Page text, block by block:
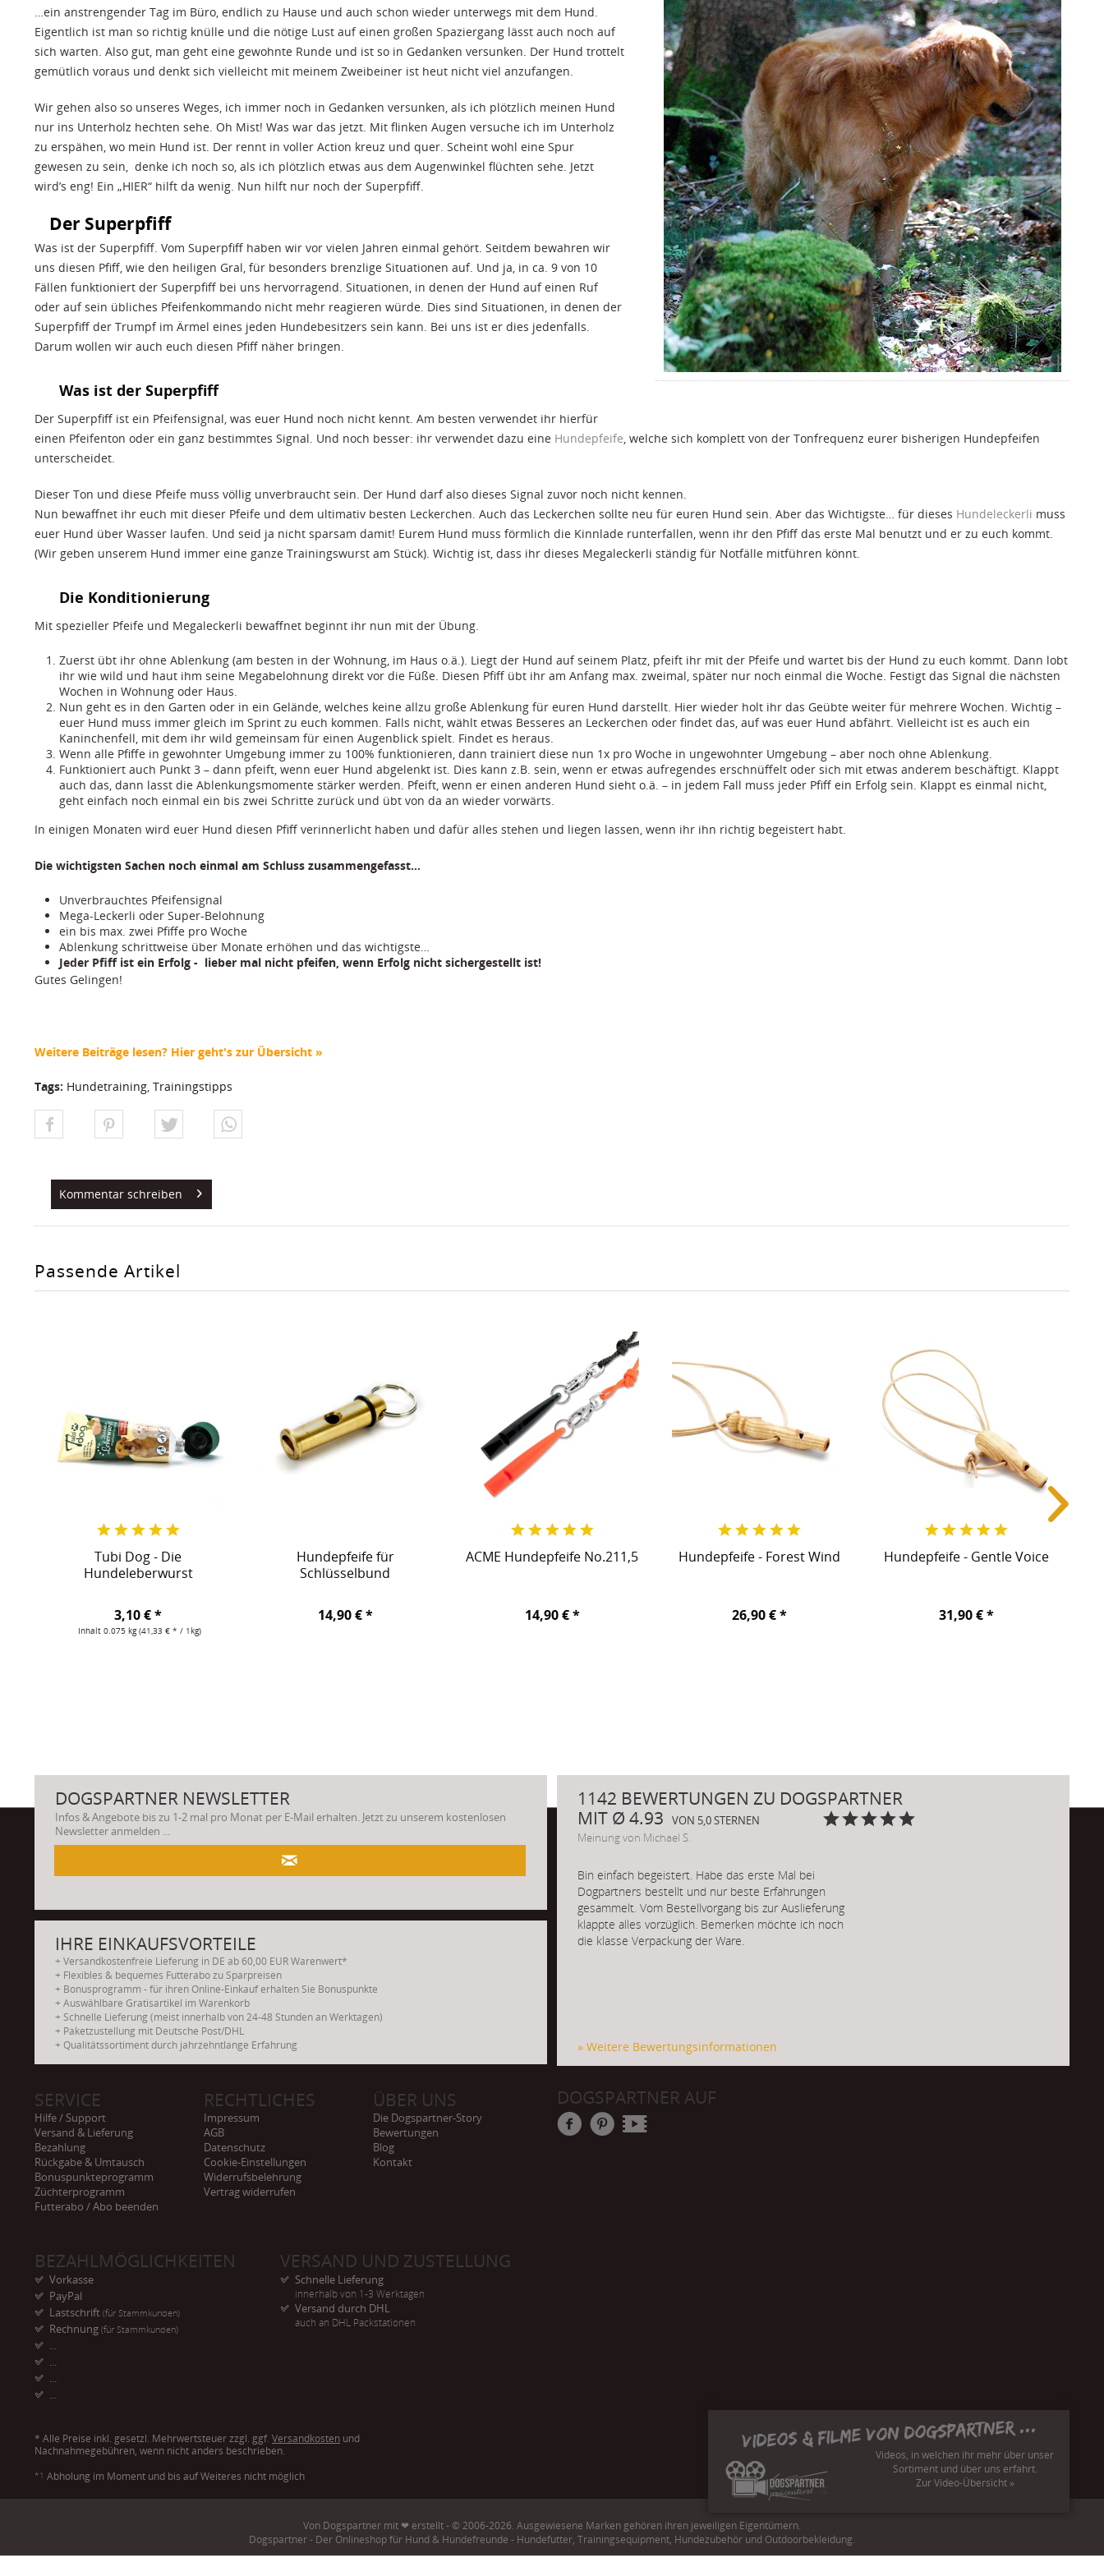
…ein anstrengender Tag im Büro, endlich zu Hause und auch schon wieder unterwegs mit dem Hund.
Eigentlich ist man so richtig knülle und die nötige Lust auf einen großen Spaziergang lässt auch noch auf
sich warten. Also gut, man geht eine gewohnte Runde und ist so in Gedanken versunken. Der Hund trottelt
gemütlich voraus und denkt sich vielleicht mit meinem Zweibeiner ist heut nicht viel anzufangen.
Wir gehen also so unseres Weges, ich immer noch in Gedanken versunken, als ich plötzlich meinen Hund
nur ins Unterholz hechten sehe. Oh Mist! Was war das jetzt. Mit flinken Augen versuche ich im Unterholz
zu erspähen, wo mein Hund ist. Der rennt in voller Action kreuz und quer. Scheint wohl eine Spur
gewesen zu sein, denke ich noch so, als ich plötzlich etwas aus dem Augenwinkel flüchten sehe. Jetzt
wird’s eng! Ein „HIER“ hilft da wenig. Nun hilft nur noch der Superpfiff.
Der Superpfiff
Was ist der Superpfiff. Vom Superpfiff haben wir vor vielen Jahren einmal gehört. Seitdem bewahren wir
uns diesen Pfiff, wie den heiligen Gral, für besonders brenzlige Situationen auf. Und ja, in ca. 9 von 10
Fällen funktioniert der Superpfiff bei uns hervorragend. Situationen, in denen der Hund auf einen Ruf
oder auf sein übliches Pfeifenkommando nicht mehr reagieren würde. Dies sind Situationen, in denen der
Superpfiff der Trumpf im Ärmel eines jeden Hundebesitzers sein kann. Bei uns ist er dies jedenfalls.
Darum wollen wir auch euch diesen Pfiff näher bringen.
Was ist der Superpfiff
Der Superpfiff ist ein Pfeifensignal, was euer Hund noch nicht kennt. Am besten verwendet ihr hierfür
einen Pfeifenton oder ein ganz bestimmtes Signal. Und noch besser: ihr verwendet dazu eine Hundepfeife, welche sich komplett von der Tonfrequenz eurer bisherigen Hundepfeifen
unterscheidet.
Dieser Ton und diese Pfeife muss völlig unverbraucht sein. Der Hund darf also dieses Signal zuvor noch nicht kennen.
Nun bewaffnet ihr euch mit dieser Pfeife und dem ultimativ besten Leckerchen. Auch das Leckerchen sollte neu für euren Hund sein. Aber das Wichtigste… für dieses Hundeleckerli muss
euer Hund über Wasser laufen. Und seid ja nicht sparsam damit! Eurem Hund muss förmlich die Kinnlade runterfallen, wenn ihr den Pfiff das erste Mal benutzt und er zu euch kommt.
(Wir geben unserem Hund immer eine ganze Trainingswurst am Stück). Wichtig ist, dass ihr dieses Megaleckerli ständig für Notfälle mitführen könnt.
Die Konditionierung
Mit spezieller Pfeife und Megaleckerli bewaffnet beginnt ihr nun mit der Übung.
Zuerst übt ihr ohne Ablenkung (am besten in der Wohnung, im Haus o.ä.). Liegt der Hund auf seinem Platz, pfeift ihr mit der Pfeife und wartet bis der Hund zu euch kommt. Dann lobt
ihr wie wild und haut ihm seine Megabelohnung direkt vor die Füße. Diesen Pfiff übt ihr am Anfang max. zweimal, später nur noch einmal die Woche. Festigt das Signal die nächsten
Wochen in Wohnung oder Haus.
Nun geht es in den Garten oder in ein Gelände, welches keine allzu große Ablenkung für euren Hund darstellt. Hier wieder holt ihr das Geübte weiter für mehrere Wochen. Wichtig –
euer Hund muss immer gleich im Sprint zu euch kommen. Falls nicht, wählt etwas Besseres an Leckerchen oder findet das, auf was euer Hund abfährt. Vielleicht ist es auch ein
Kaninchenfell, mit dem ihr wild gemeinsam für einen Augenblick spielt. Findet es heraus.
Wenn alle Pfiffe in gewohnter Umgebung immer zu 100% funktionieren, dann trainiert diese nun 1x pro Woche in ungewohnter Umgebung – aber noch ohne Ablenkung.
Funktioniert auch Punkt 3 – dann pfeift, wenn euer Hund abgelenkt ist. Dies kann z.B. sein, wenn er etwas aufregendes erschnüffelt oder sich mit etwas anderem beschäftigt. Klappt
auch das, dann lasst die Ablenkungsmomente stärker werden. Pfeift, wenn er einen anderen Hund sieht o.ä. – in jedem Fall muss jeder Pfiff ein Erfolg sein. Klappt es einmal nicht,
geht einfach noch einmal ein bis zwei Schritte zurück und übt von da an wieder vorwärts.
In einigen Monaten wird euer Hund diesen Pfiff verinnerlicht haben und dafür alles stehen und liegen lassen, wenn ihr ihn richtig begeistert habt.
Die wichtigsten Sachen noch einmal am Schluss zusammengefasst…
Unverbrauchtes Pfeifensignal
Mega-Leckerli oder Super-Belohnung
ein bis max. zwei Pfiffe pro Woche
Ablenkung schrittweise über Monate erhöhen und das wichtigste…
Jeder Pfiff ist ein Erfolg - lieber mal nicht pfeifen, wenn Erfolg nicht sichergestellt ist!
Gutes Gelingen!
Weitere Beiträge lesen? Hier geht's zur Übersicht »
Tags: Hundetraining, Trainingstipps
Kommentar schreiben
Passende Artikel
Tubi Dog - Die
Hundeleberwurst
Inhalt 0.075 kg(41,33 € * / 1kg)
3,10 € *
Hundepfeife für
Schlüsselbund
14,90 € *
ACME Hundepfeife No.211,5
14,90 € *
Hundepfeife - Forest Wind
26,90 € *
Hundepfeife - Gentle Voice
31,90 € *
DOGSPARTNER NEWSLETTER
Infos & Angebote bis zu 1-2 mal pro Monat per E-Mail erhalten. Jetzt zu unserem kostenlosen
Newsletter anmelden ...
1142 BEWERTUNGEN ZU DOGSPARTNER
MIT Ø 4.93
VON 5,0 STERNEN
Meinung von Michael S.
Bin einfach begeistert. Habe das erste Mal bei
Dogpartners bestellt und nur beste Erfahrungen
gesammelt. Vom Bestellvorgang bis zur Auslieferung
klappte alles vorzüglich. Bemerken möchte ich noch
die klasse Verpackung der Ware.
» Weitere Bewertungsinformationen
IHRE EINKAUFSVORTEILE
+ Versandkostenfreie Lieferung in DE ab 60,00 EUR Warenwert*
+ Flexibles & bequemes Futterabo zu Sparpreisen
+ Bonusprogramm - für ihren Online-Einkauf erhalten Sie Bonuspunkte
+ Auswählbare Gratisartikel im Warenkorb
+ Schnelle Lieferung (meist innerhalb von 24-48 Stunden an Werktagen)
+ Paketzustellung mit Deutsche Post/DHL
+ Qualitätssortiment durch jahrzehntlange Erfahrung
SERVICE
Hilfe / Support
Versand & Lieferung
Bezahlung
Rückgabe & Umtausch
Bonuspunkteprogramm
Züchterprogramm
Futterabo / Abo beenden
RECHTLICHES
Impressum
AGB
Datenschutz
Cookie-Einstellungen
Widerrufsbelehrung
Vertrag widerrufen
ÜBER UNS
Die Dogspartner-Story
Bewertungen
Blog
Kontakt
DOGSPARTNER AUF
BEZAHLMÖGLICHKEITEN
Vorkasse
PayPal
Lastschrift (für Stammkunden)
Rechnung (für Stammkunden)
...
...
...
...
VERSAND UND ZUSTELLUNG
Schnelle Lieferung
innerhalb von 1-3 Werktagen
Versand durch DHL
auch an DHL Packstationen
* Alle Preise inkl. gesetzl. Mehrwertsteuer zzgl. ggf. Versandkosten und
Nachnahmegebühren, wenn nicht anders beschrieben.
*1 Abholung im Moment und bis auf Weiteres nicht möglich
Videos & Filme von Dogspartner ...
Videos, in welchen ihr mehr über unser
Sortiment und über uns erfahrt.
Zur Video-Übersicht »
Von Dogspartner mit ❤ erstellt - © 2006-2026. Ausgewiesene Marken gehören ihren jeweiligen Eigentümern.
Dogspartner - Der Onlineshop für Hund & Hundefreunde - Hundefutter, Trainingsequipment, Hundezubehör und Outdoorbekleidung.